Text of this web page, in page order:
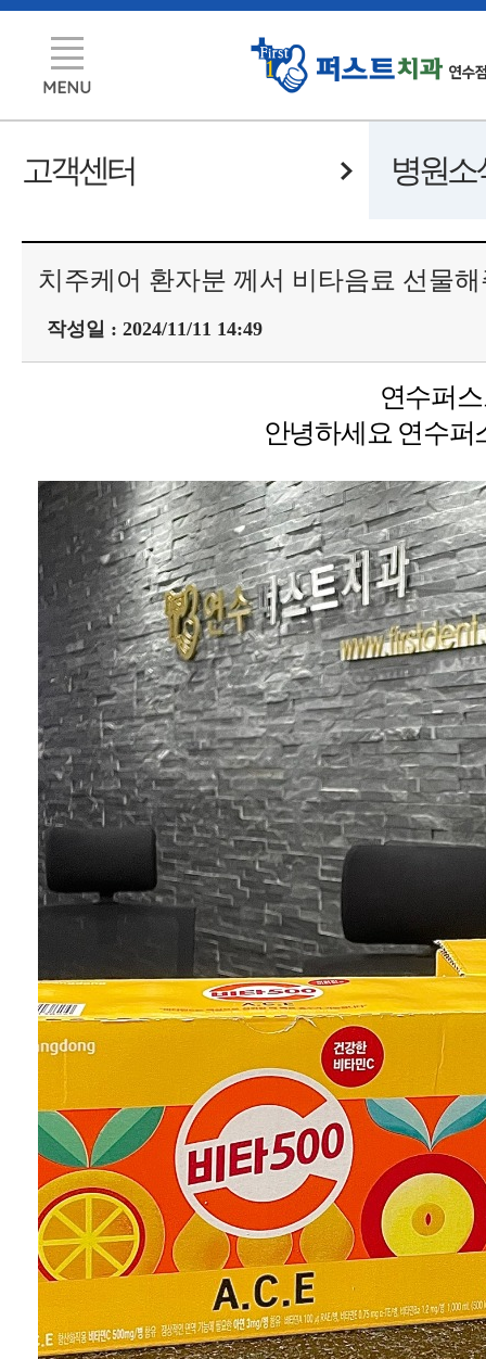
고객센터 병원소
치주케어 환자분 께서 비타음료 선물
작성일 : 2024/11/11 14:49
연수퍼
안녕하세요 연수퍼